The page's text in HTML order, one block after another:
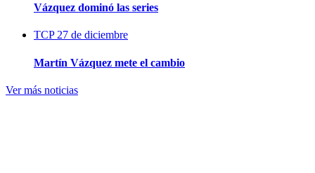
Vázquez dominó las series
TCP27 de diciembre
Martín Vázquez mete el cambio
Ver más noticias